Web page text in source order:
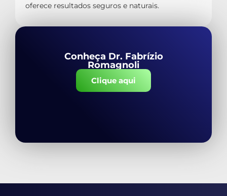
oferece resultados seguros e naturais.
Conheça Dr. Fabrízio
Romagnoli
Clique aqui